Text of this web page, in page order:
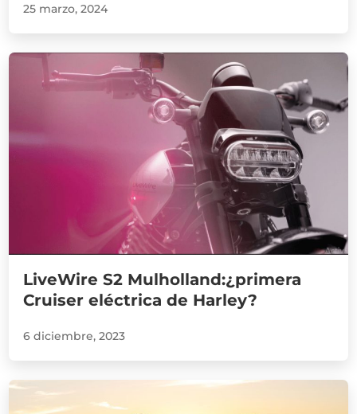
25 marzo, 2024
LiveWire S2 Mulholland:¿primera
Cruiser eléctrica de Harley?
6 diciembre, 2023